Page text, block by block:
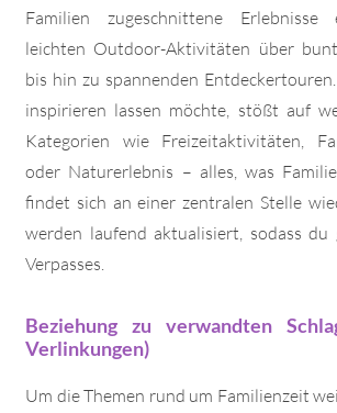
Familien zugeschnittene Erlebnisse
leichten Outdoor-Aktivitäten über
bis hin zu spannenden
inspirieren lassen möchte, stößt auf
Kategorien wie Freizeitaktivitäten,
oder Naturerlebnis – alles, was
findet sich an einer zentralen Stelle
werden laufend aktualisiert, sodass
Verpasses.
Beziehung zu verwandten
Verlinkungen)
Um die Themen rund um Familienzeit